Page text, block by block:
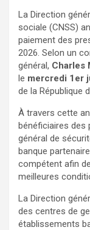
La Direction
sociale (CNSS)
paiement des
2026. Selon un
général, Charles
le mercredi 1er
de la République
À travers cette
bénéficiaires des
général de
banque
compétent afin
meilleures
La Direction
des centres de
établissements